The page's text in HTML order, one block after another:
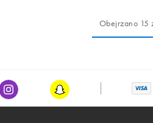
Obejrzano 15
Instagram Snapchat